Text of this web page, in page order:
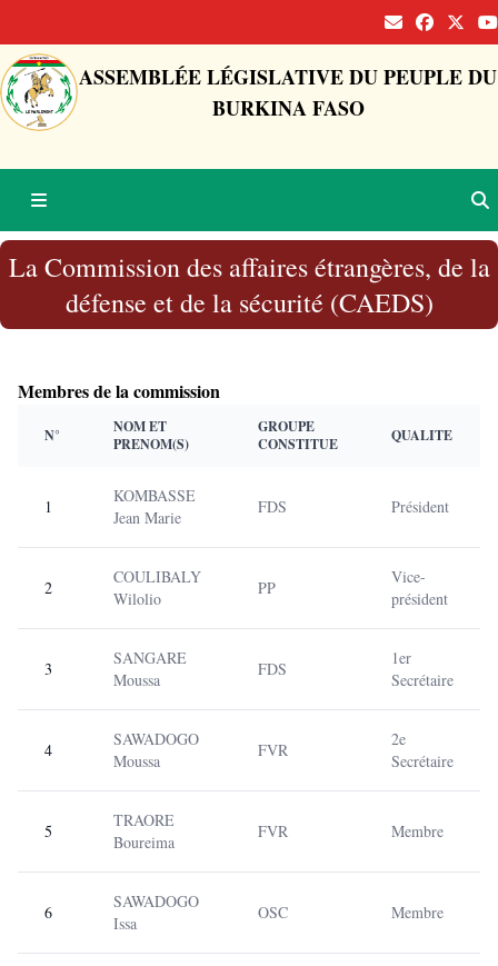
ASSEMBLÉE LÉGISLATIVE DU PEUPLE DU
BURKINA FASO
La Commission des affaires étrangères, de la
défense et de la sécurité (CAEDS)
Membres de la commission
N°
NOM ET
PRENOM(S)
GROUPE
CONSTITUE
QUALITE
1
KOMBASSE
Jean Marie
FDS Président
2
COULIBALY
Wilolio
PP
Vice-
président
3
SANGARE
Moussa
FDS
1er
Secrétaire
4
SAWADOGO
Moussa
FVR
2e
Secrétaire
5
TRAORE
Boureima
FVR Membre
6
SAWADOGO
Issa
OSC Membre